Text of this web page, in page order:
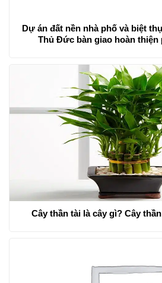
Dự án đất nền nhà phố và biệt
Thủ Đức bàn giao hoàn thiện
Cây thần tài là cây gì? Cây